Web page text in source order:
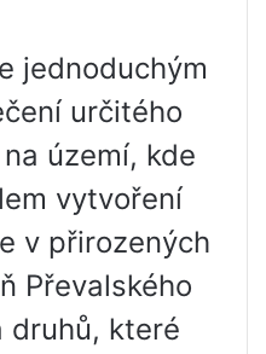
jednoduchým
určitého
území, kde
vytvoření
v přirozených
Převalského
druhů, které